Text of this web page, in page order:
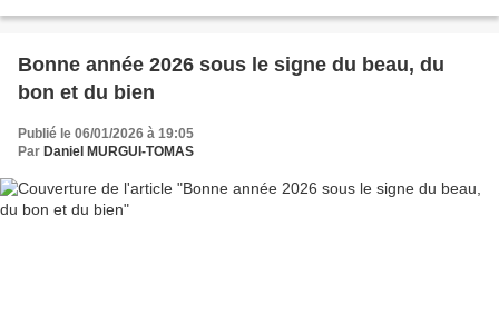
Bonne année 2026 sous le signe du beau, du
bon et du bien
Publié le 06/01/2026 à 19:05
Par Daniel MURGUI-TOMAS